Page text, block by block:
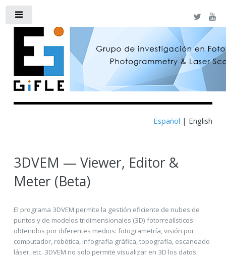
Español | English
3DVEM — Viewer, Editor &
Meter (Beta)
El programa 3DVEM permite la gestión eficiente de nubes de
puntos y de modelos tridimensionales (3D) fotorrealísticos
obtenidos por diferentes medios: fotogrametría, visión por
computador, robótica, infografía gráfica, topografía, escaneado
láser, etc. 3DVEM no solo permite visualizar en 3D los datos